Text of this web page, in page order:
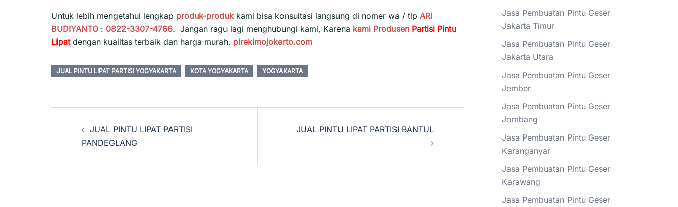
Untuk lebih mengetahui lengkap produk-produk kami bisa konsultasi langsung di nomer wa / tlp ARI
BUDIYANTO : 0822-3307-4766. Jangan ragu lagi menghubungi kami, Karena kami Produsen Partisi Pintu
Lipat dengan kualitas terbaik dan harga murah. pirekimojokerto.com
JUAL PINTU LIPAT PARTISI YOGYAKARTA KOTA YOGYAKARTA YOGYAKARTA
Navigasi
Tulisan
JUAL PINTU LIPAT PARTISI
PANDEGLANG
JUAL PINTU LIPAT PARTISI BANTUL
Jasa Pembuatan Pintu Geser
Jakarta Timur
Jasa Pembuatan Pintu Geser
Jakarta Utara
Jasa Pembuatan Pintu Geser
Jember
Jasa Pembuatan Pintu Geser
Jombang
Jasa Pembuatan Pintu Geser
Karanganyar
Jasa Pembuatan Pintu Geser
Karawang
Jasa Pembuatan Pintu Geser